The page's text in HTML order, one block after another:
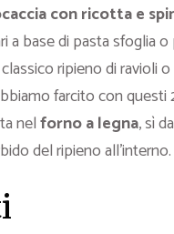
con ricotta e
a base di pasta sfoglia
ripieno di ravioli
farcito con questi
nelforno a legna, sì
del ripieno all’interno.